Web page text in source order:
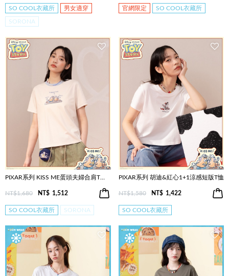
SO COOL衣藏所 男女適穿
SORONA
官網限定 SO COOL衣藏所
PIXAR系列 KISS ME蛋頭夫婦合肩T恤(兩色)
NT$1,680 NT$ 1,512
SO COOL衣藏所 SORONA
PIXAR系列 胡迪&紅心1+1涼感短版T恤
NT$1,580 NT$ 1,422
SO COOL衣藏所